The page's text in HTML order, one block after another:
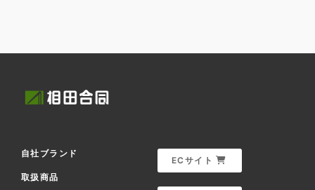
自社ブランド
取扱商品
ECサイト